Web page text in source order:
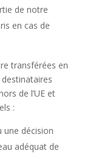
de notre
en cas de
transférées en
destinataires
de l’UE et
:
une décision
adéquat de